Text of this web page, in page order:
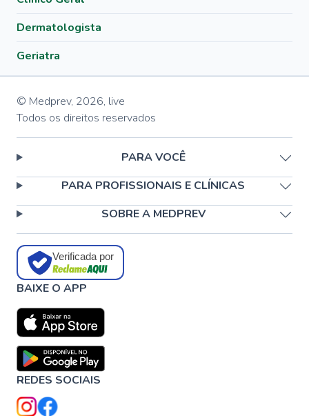
Dermatologista
Geriatra
© Medprev, 2026, live
Todos os direitos reservados
PARA VOCÊ
PARA PROFISSIONAIS E CLÍNICAS
SOBRE A MEDPREV
Verificada por
BAIXE O APP
REDES SOCIAIS